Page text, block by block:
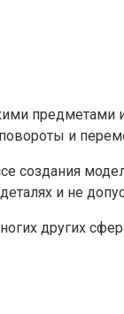
и
создания
и не
других